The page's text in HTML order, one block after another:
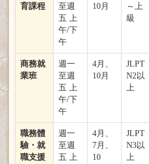
育課程
至週
五 上
午/下
午
10月
～上
級
商務就
業班
週一
至週
五 上
午/下
午
4月、
10月
JLPT
N2以
上
職務體
驗・就
職支援
週一
至週
五 上
4月、
7月、
10
JLPT
N3以
上